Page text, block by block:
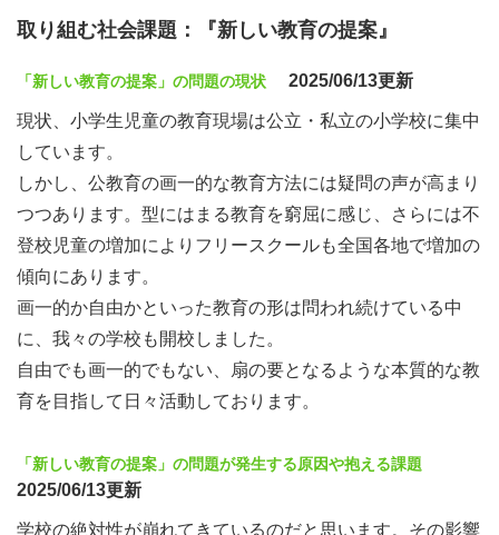
取り組む社会課題：『新しい教育の提案』
「新しい教育の提案」の問題の現状 2025/06/13更新
現状、小学生児童の教育現場は公立・私立の小学校に集中
しています。
しかし、公教育の画一的な教育方法には疑問の声が高まり
つつあります。型にはまる教育を窮屈に感じ、さらには不
登校児童の増加によりフリースクールも全国各地で増加の
傾向にあります。
画一的か自由かといった教育の形は問われ続けている中
に、我々の学校も開校しました。
自由でも画一的でもない、扇の要となるような本質的な教
育を目指して日々活動しております。
「新しい教育の提案」の問題が発生する原因や抱える課題
2025/06/13更新
学校の絶対性が崩れてきているのだと思います。その影響